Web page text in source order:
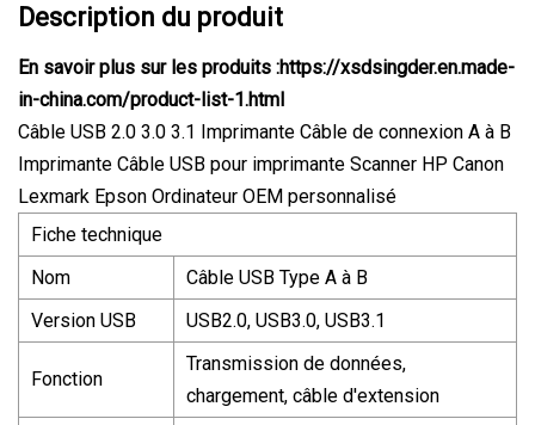
Description du produit
En savoir plus sur les produits :https://xsdsingder.en.made-
in-china.com/product-list-1.html
Câble USB 2.0 3.0 3.1 Imprimante Câble de connexion A à B
Imprimante Câble USB pour imprimante Scanner HP Canon
Lexmark Epson Ordinateur OEM personnalisé
Fiche technique
Nom
Câble USB Type A à B
Version USB
USB2.0, USB3.0, USB3.1
Fonction
Transmission de données,
chargement, câble d'extension